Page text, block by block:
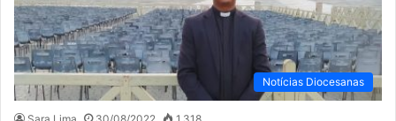
Notícias Diocesanas